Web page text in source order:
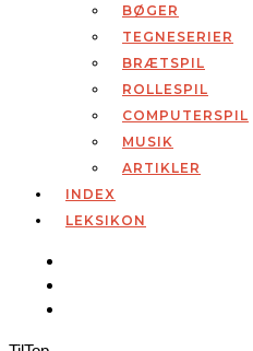
BØGER
TEGNESERIER
BRÆTSPIL
ROLLESPIL
COMPUTERSPIL
MUSIK
ARTIKLER
INDEX
LEKSIKON